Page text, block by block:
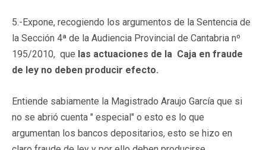
5.-Expone, recogiendo los argumentos de la Sentencia de
la Sección 4ª de la Audiencia Provincial de Cantabria nº
195/2010, que las actuaciones de la Caja en fraude
de ley no deben producir efecto.
Entiende sabiamente la Magistrado Araujo García que si
no se abrió cuenta " especial" o esto es lo que
argumentan los bancos depositarios, esto se hizo en